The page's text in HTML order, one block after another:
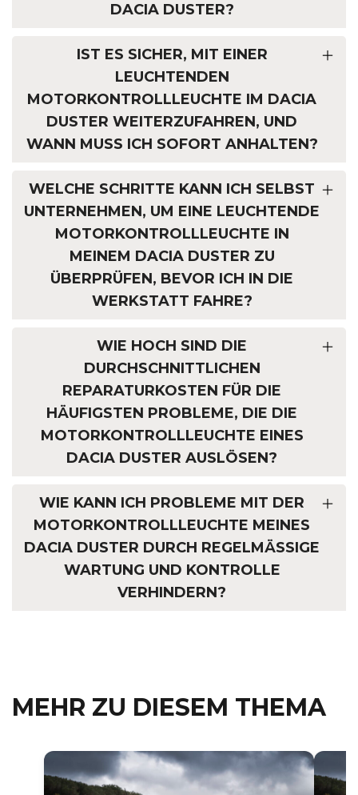
DACIA DUSTER?
IST ES SICHER, MIT EINER
LEUCHTENDEN
MOTORKONTROLLLEUCHTE IM DACIA
DUSTER WEITERZUFAHREN, UND
WANN MUSS ICH SOFORT ANHALTEN?
WELCHE SCHRITTE KANN ICH SELBST
UNTERNEHMEN, UM EINE LEUCHTENDE
MOTORKONTROLLLEUCHTE IN
MEINEM DACIA DUSTER ZU
ÜBERPRÜFEN, BEVOR ICH IN DIE
WERKSTATT FAHRE?
WIE HOCH SIND DIE
DURCHSCHNITTLICHEN
REPARATURKOSTEN FÜR DIE
HÄUFIGSTEN PROBLEME, DIE DIE
MOTORKONTROLLLEUCHTE EINES
DACIA DUSTER AUSLÖSEN?
WIE KANN ICH PROBLEME MIT DER
MOTORKONTROLLLEUCHTE MEINES
DACIA DUSTER DURCH REGELMÄSSIGE W
ARTUNG UND KONTROLLE V
ERHINDERN?
MEHR ZU DIESEM THEMA